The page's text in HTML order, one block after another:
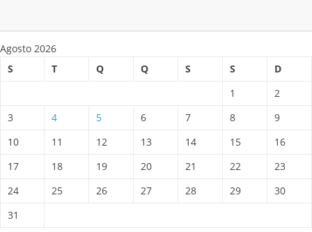
Agosto 2026
S
T Q Q S S
D
1
2
3
4 5 6 7 8
9
10
11 12 13 14 15
16
17
18 19 20 21 22
23
24
25 26 27 28 29
30
31